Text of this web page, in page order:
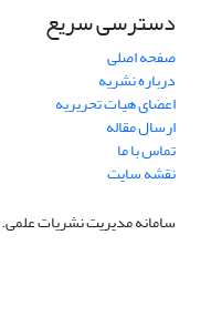
دسترسی سریع
صفحه اصلی
درباره نشریه
اعضای هیات تحریریه
ارسال مقاله
تماس با ما
نقشه سایت
سامانه مدیریت نشریات علمی.